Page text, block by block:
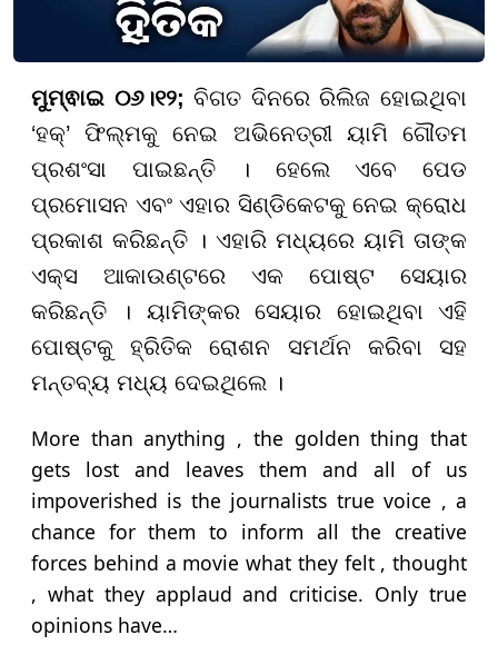
ମୁମ୍ଵାଇ ୦୬।୧୨;ବିଗତ ଦିନରେ ରିଲିଜ ହୋଇଥିବା
‘ହକ୍’ ଫିଲ୍ମକୁ ନେଇ ଅଭିନେତ୍ରୀ ୟାମି ଗୌତମ
ପ୍ରଶଂସା ପାଇଛନ୍ତି । ହେଲେ ଏବେ ପେଡ
ପ୍ରମୋସନ ଏବଂ ଏହାର ସିଣ୍ଡିକେଟକୁ ନେଇ କ୍ରୋଧ
ପ୍ରକାଶ କରିଛନ୍ତି । ଏହାରି ମଧ୍ୟରେ ୟାମି ତାଙ୍କ
ଏକ୍ସ ଆକାଉଣ୍ଟରେ ଏକ ପୋଷ୍ଟ ସେୟାର
କରିଛନ୍ତି । ୟାମିଙ୍କର ସେୟାର ହୋଇଥିବା ଏହି
ପୋଷ୍ଟକୁ ହ୍ରିତିକ ରୋଶନ ସମର୍ଥନ କରିବା ସହ
ମନ୍ତବ୍ୟ ମଧ୍ୟ ଦେଇଥିଲେ ।
More than anything , the golden thing that
gets lost and leaves them and all of us
impoverished is the journalists true voice , a
chance for them to inform all the creative
forces behind a movie what they felt , thought
, what they applaud and criticise. Only true
opinions have…